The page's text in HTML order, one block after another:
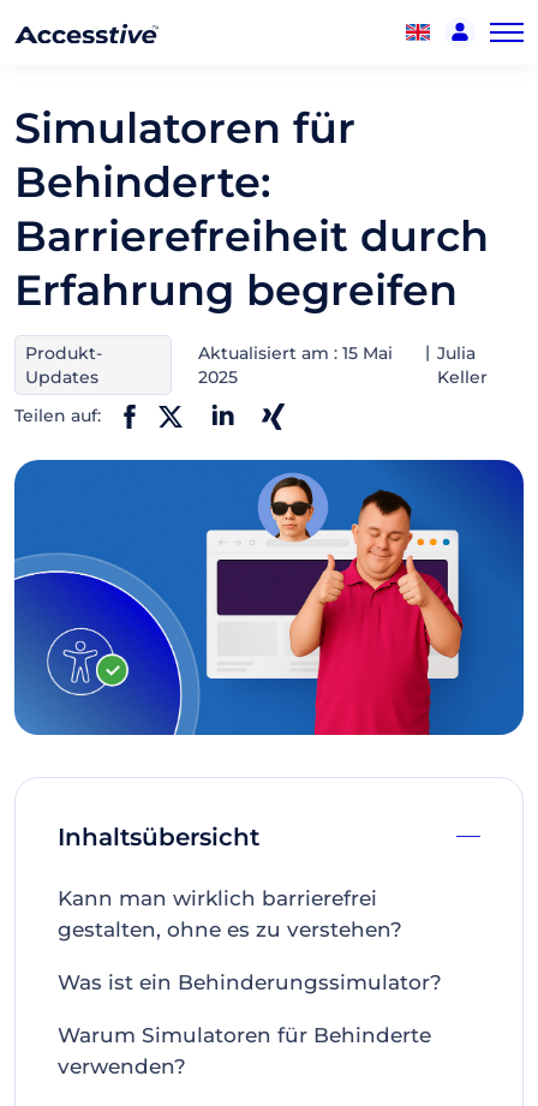
Simulatoren für
Behinderte:
Barrierefreiheit durch
Erfahrung begreifen
Produkt-
Updates
Aktualisiert am : 15 Mai
2025
Julia
Keller
Teilen auf:
Inhaltsübersicht
Kann man wirklich barrierefrei
gestalten, ohne es zu verstehen?
Was ist ein Behinderungssimulator?
Warum Simulatoren für Behinderte
verwenden?